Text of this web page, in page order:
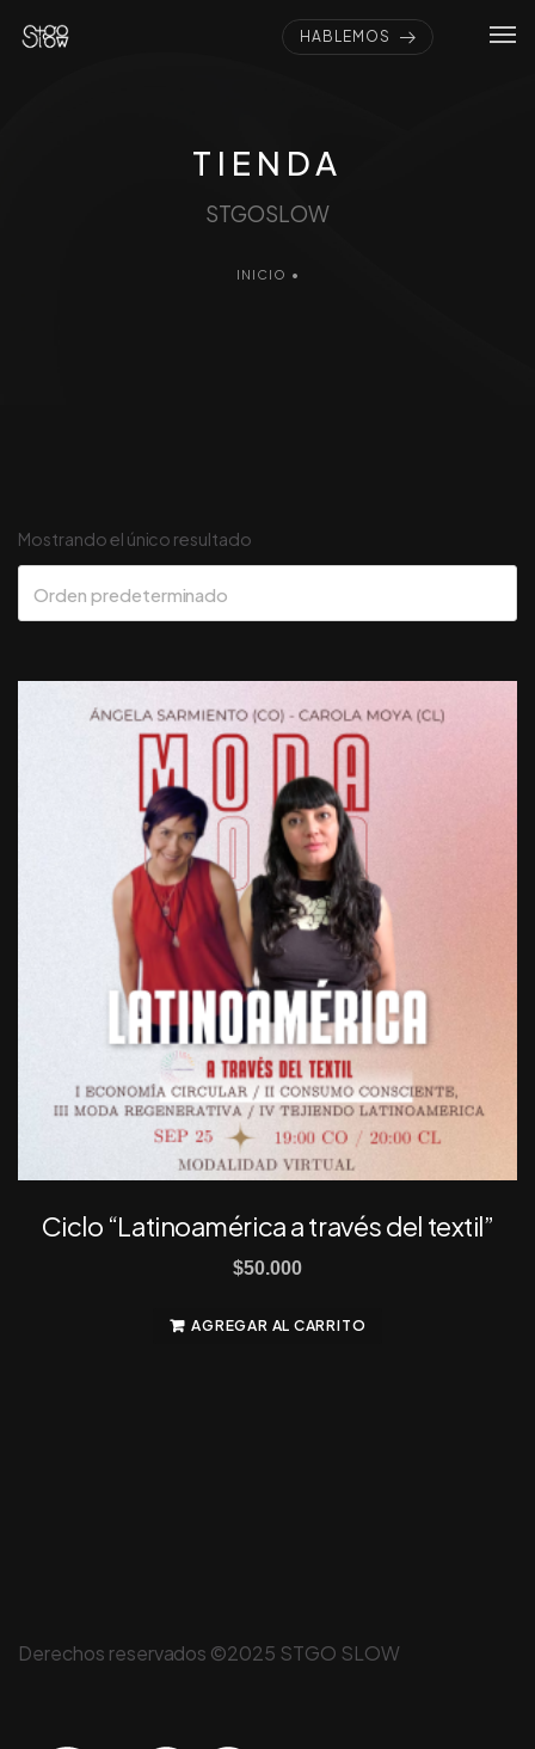
HABLEMOS
TIENDA
STGOSLOW
INICIO •
Mostrando el único resultado
Orden predeterminado
Ciclo “Latinoamérica a través del textil”
$50.000
AGREGAR AL CARRITO
Derechos reservados ©2025 STGO SLOW